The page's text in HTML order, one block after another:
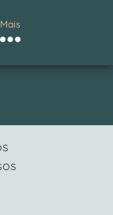
Mais